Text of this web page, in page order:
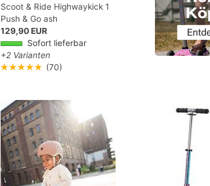
Scoot & Ride Highwaykick 1
Push & Go ash
129,90 EUR
Sofort lieferbar
+2 Varianten
★★★★★ (70)